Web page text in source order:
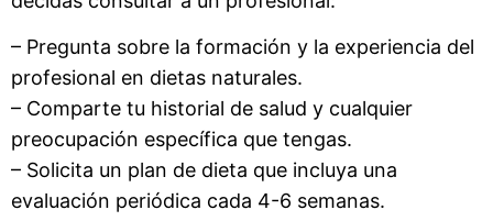
– Pregunta sobre la formación y la experiencia del
profesional en dietas naturales.
– Comparte tu historial de salud y cualquier
preocupación específica que tengas.
– Solicita un plan de dieta que incluya una
evaluación periódica cada 4-6 semanas.